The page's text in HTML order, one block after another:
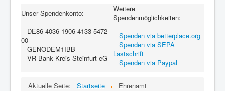
Unser Spendenkonto:
DE86 4036 1906 4133 5472
00
GENODEM1IBB
VR-Bank Kreis Steinfurt eG
Weitere
Spendenmöglichkeiten:
Spenden via betterplace.org
Spenden via SEPA
Lastschrift
Spenden via Paypal
Aktuelle Seite: Startseite Ehrenamt